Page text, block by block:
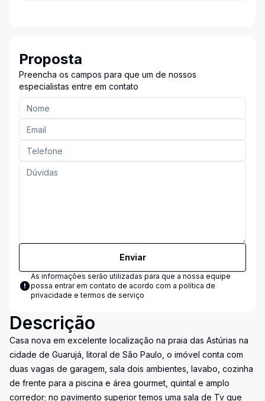
Proposta
Preencha os campos para que um de nossos
especialistas entre em contato
Enviar
As informações serão utilizadas para que a nossa equipe
possa entrar em contato de acordo com a política de
privacidade e termos de serviço
Descrição
Casa nova em excelente localização na praia das Astúrias na
cidade de Guarujá, litoral de São Paulo, o imóvel conta com
duas vagas de garagem, sala dois ambientes, lavabo, cozinha
de frente para a piscina e área gourmet, quintal e amplo
corredor; no pavimento superior temos uma sala de Tv que